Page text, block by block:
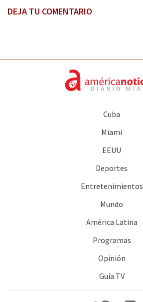
DEJA TU COMENTARIO
Cuba
Miami
EEUU
Deportes
Entretenimientos
Mundo
América Latina
Programas
Opinión
Guía TV